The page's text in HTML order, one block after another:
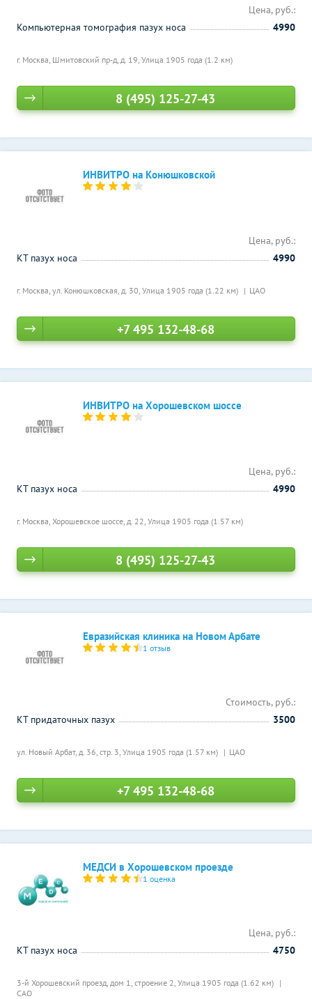
г. Москва, Шмитовский пр-д, д. 19, Улица 1905 года (1.2 км)
Цена, руб.:
Компьютерная томография пазух носа
4990
8 (495) 125-27-43
ИНВИТРО на Конюшковской
г. Москва, ул. Конюшковская, д. 30, Улица 1905 года (1.22 км) ЦАО
Цена, руб.:
КТ пазух носа
4990
+7 495 132-48-68
ИНВИТРО на Хорошевском шоссе
г. Москва, Хорошевское шоссе, д. 22, Улица 1905 года (1.57 км)
Цена, руб.:
КТ пазух носа
4990
8 (495) 125-27-43
Евразийская клиника на Новом Арбате
1 отзыв
ул. Новый Арбат, д. 36, стр. 3, Улица 1905 года (1.57 км) ЦАО
Стоимость, руб.:
КТ придаточных пазух
3500
+7 495 132-48-68
МЕДСИ в Хорошевском проезде
1 оценка
3-й Хорошевский проезд, дом 1, строение 2, Улица 1905 года (1.62 км)
САО
Цена, руб.:
КТ пазух носа
4750